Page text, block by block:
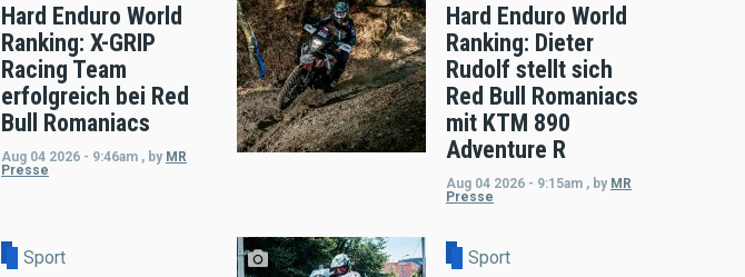
Hard Enduro World
Ranking: X-GRIP
Racing Team
erfolgreich bei Red
Bull Romaniacs
Aug 04 2026 - 9:46am , by MR
Presse
Hard Enduro World
Ranking: Dieter
Rudolf stellt sich
Red Bull Romaniacs
mit KTM 890
Adventure R
Aug 04 2026 - 9:15am , by MR
Presse
Sport Sport